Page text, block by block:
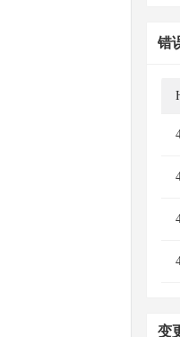
错
变